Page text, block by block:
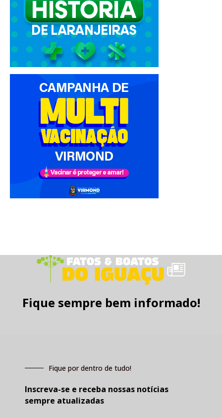
Fique sempre bem informado!
Fique por dentro de tudo!
Inscreva-se e receba nossas notícias
sempre atualizadas